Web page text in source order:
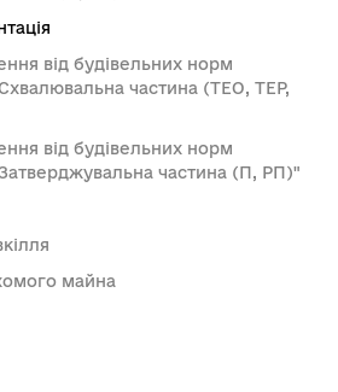
від будівельних норм
частина (ТЕО, ТЕР,
від будівельних норм
частина (П, РП)"
майна